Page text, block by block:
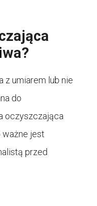
z umiarem lub nie
do
oczyszczająca
ważne jest
przed